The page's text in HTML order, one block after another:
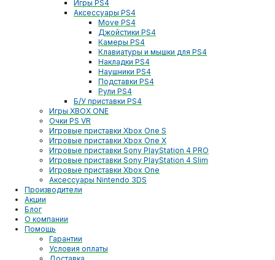
Игры PS4
Аксессуары PS4
Move PS4
Джойстики PS4
Камеры PS4
Клавиатуры и мышки для PS4
Накладки PS4
Наушники PS4
Подставки PS4
Рули PS4
Б/У приставки PS4
Игры XBOX ONE
Очки PS VR
Игровые приставки Xbox One S
Игровые приставки Xbox One X
Игровые приставки Sony PlayStation 4 PRO
Игровые приставки Sony PlayStation 4 Slim
Игровые приставки Xbox One
Аксессуары Nintendo 3DS
Производители
Акции
Блог
О компании
Помощь
Гарантии
Условия оплаты